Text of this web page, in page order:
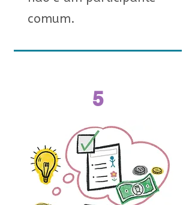
comum.
5